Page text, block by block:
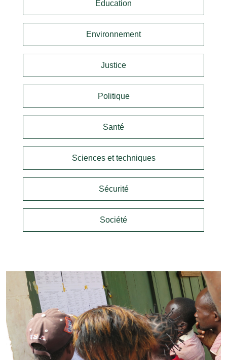
Éducation
Environnement
Justice
Politique
Santé
Sciences et techniques
Sécurité
Société